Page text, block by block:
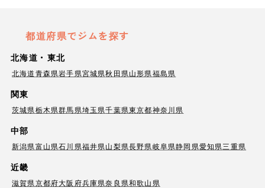
都道府県でジムを探す
北海道・東北
北海道青森県岩手県宮城県秋田県山形県福島県
関東
茨城県栃木県群馬県埼玉県千葉県東京都神奈川県
中部
新潟県富山県石川県福井県山梨県長野県岐阜県静岡県愛知県三重県
近畿
滋賀県京都府大阪府兵庫県奈良県和歌山県